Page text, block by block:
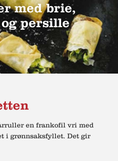
med brie,
persille
en frankofil vri med
i grønnsaksfyllet. Det gir